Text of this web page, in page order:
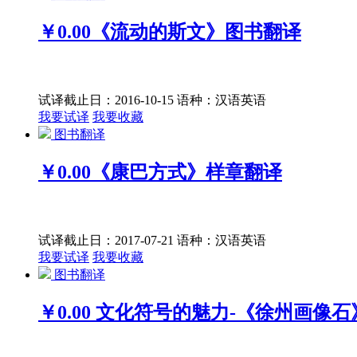
￥0.00 《流动的斯文》图书翻译
试译截止日：2016-10-15 语种：汉语英语
我要试译 我要收藏
图书翻译
￥0.00 《康巴方式》样章翻译
试译截止日：2017-07-21 语种：汉语英语
我要试译 我要收藏
图书翻译
￥0.00 文化符号的魅力-《徐州画像石